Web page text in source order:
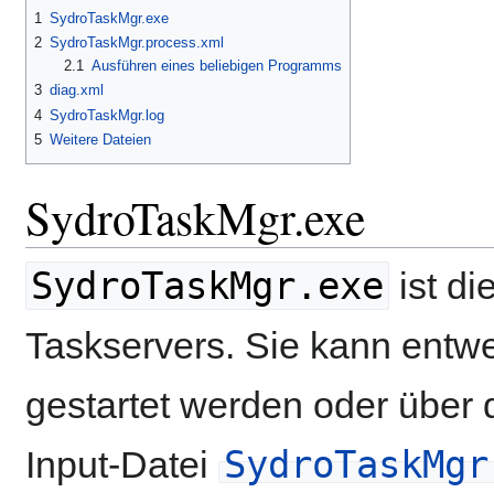
1 SydroTaskMgr.exe
2 SydroTaskMgr.process.xml
2.1 Ausführen eines beliebigen Programms
3 diag.xml
4 SydroTaskMgr.log
5 Weitere Dateien
SydroTaskMgr.exe
SydroTaskMgr.exe ist
Taskservers. Sie kann
gestartet werden oder über
Input-Datei